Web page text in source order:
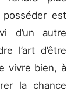
est
d’un autre
l’art d’être
vivre bien, à
la chance